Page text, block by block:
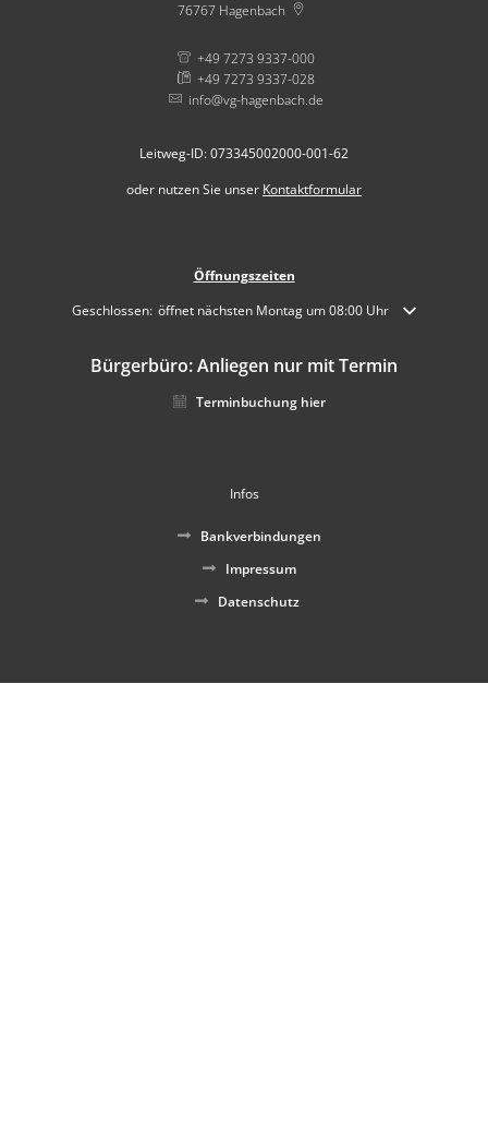
76767 Hagenbach
+49 7273 9337-000
+49 7273 9337-028
info@vg-hagenbach.de
Leitweg-ID: 073345002000-001-62
oder nutzen Sie unser Kontaktformular
Öffnungszeiten
Klicken, um weitere Öffnungs- oder Schließzeiten auszublenden
Geschlossen: öffnet nächsten Montag um 08:00 Uhr
Bürgerbüro: Anliegen nur mit Termin
Terminbuchung hier
Infos
Bankverbindungen
Impressum
Datenschutz